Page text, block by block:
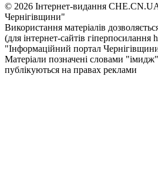
© 2026 Інтернет-видання
Чернiгiвщини"
Використання матеріалів
(для інтернет-сайтів гіперпосилання
"Інформаційний портал
Матеріали позначені словами
публікуються на правах реклами